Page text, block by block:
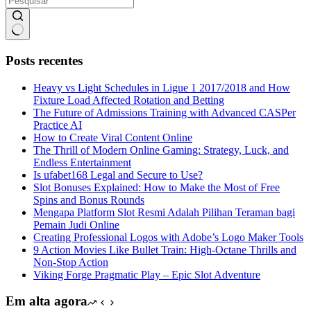
resultados
Posts recentes
Heavy vs Light Schedules in Ligue 1 2017/2018 and How
Fixture Load Affected Rotation and Betting
The Future of Admissions Training with Advanced CASPer
Practice AI
How to Create Viral Content Online
The Thrill of Modern Online Gaming: Strategy, Luck, and
Endless Entertainment
Is ufabet168 Legal and Secure to Use?
Slot Bonuses Explained: How to Make the Most of Free
Spins and Bonus Rounds
Mengapa Platform Slot Resmi Adalah Pilihan Teraman bagi
Pemain Judi Online
Creating Professional Logos with Adobe’s Logo Maker Tools
9 Action Movies Like Bullet Train: High-Octane Thrills and
Non-Stop Action
Viking Forge Pragmatic Play – Epic Slot Adventure
Em alta agora